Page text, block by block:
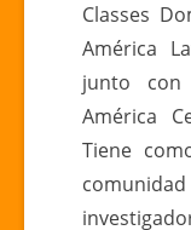
Classes
América
junto con
América
Tiene